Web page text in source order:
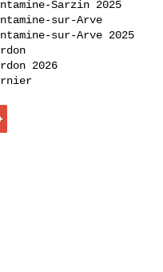
Sarzin 2025
sur-Arve
sur-Arve 2025
2026